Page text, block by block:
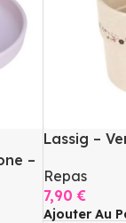
–
Lassig –
Repas
7,90€
Ajouter Au